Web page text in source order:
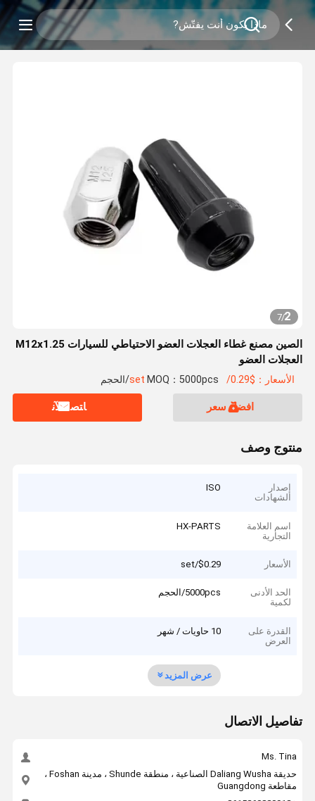
2
/
7
الصين مصنع غطاء العجلات العضو الاحتياطي للسيارات M12x1.25
العجلات العضو
الأسعار：$0.29/set MOQ：5000pcs/الحجم
افضل سعر ﺎﺘﺼﻟ ﺍﻶﻧ
منتوج وصف
إصدار
الشهادات
ISO
اسم العلامة
التجارية
HX-PARTS
الأسعار $0.29/set
الحد الأدنى
لكمية
5000pcs/الحجم
القدرة على
العرض
10 حاويات / شهر
عرض المزيد
تفاصيل الاتصال
Ms. Tina
حديقة Daliang Wusha الصناعية ، منطقة Shunde ، مدينة Foshan ،
مقاطعة Guangdong